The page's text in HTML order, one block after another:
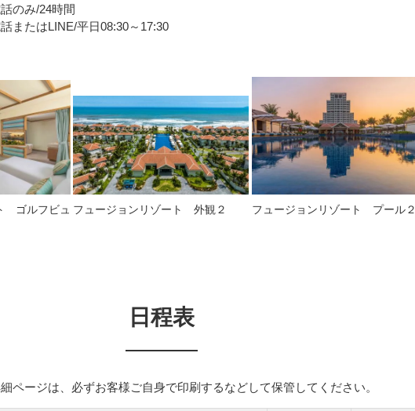
のみ/24時間
またはLINE/平日08:30～17:30
ゴルフビュ フュージョンリゾート 外観２ フュージョンリゾート プール２
日程表
ページは、必ずお客様ご自身で印刷するなどして保管してください。